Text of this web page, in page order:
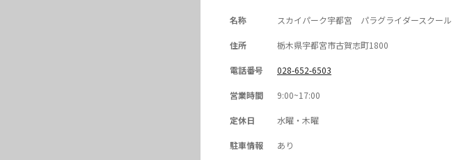
名称 スカイパーク宇都宮 パラグライダースクール
住所 栃木県宇都宮市古賀志町1800
電話番号 028-652-6503
営業時間 9:00~17:00
定休日 水曜・木曜
駐車情報 あり